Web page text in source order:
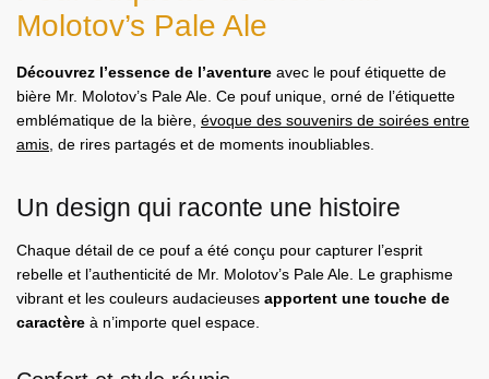
Molotov’s Pale Ale
Découvrez l’essence de l’aventure avec le pouf étiquette de
bière Mr. Molotov’s Pale Ale. Ce pouf unique, orné de l’étiquette
emblématique de la bière, évoque des souvenirs de soirées entre
amis , de rires partagés et de moments inoubliables.
Un design qui raconte une histoire
Chaque détail de ce pouf a été conçu pour capturer l’esprit
rebelle et l’authenticité de Mr. Molotov’s Pale Ale. Le graphisme
vibrant et les couleurs audacieuses apportent une touche de
caractère à n’importe quel espace.